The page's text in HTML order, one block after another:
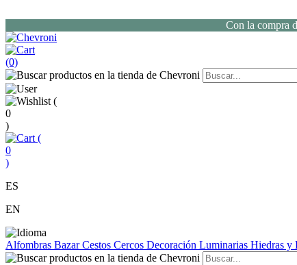
Con la compra
(0)
(
0
)
(
0
)
ES
EN
Alfombras BazarCestos Cercos Decoración Luminarias Hiedras y